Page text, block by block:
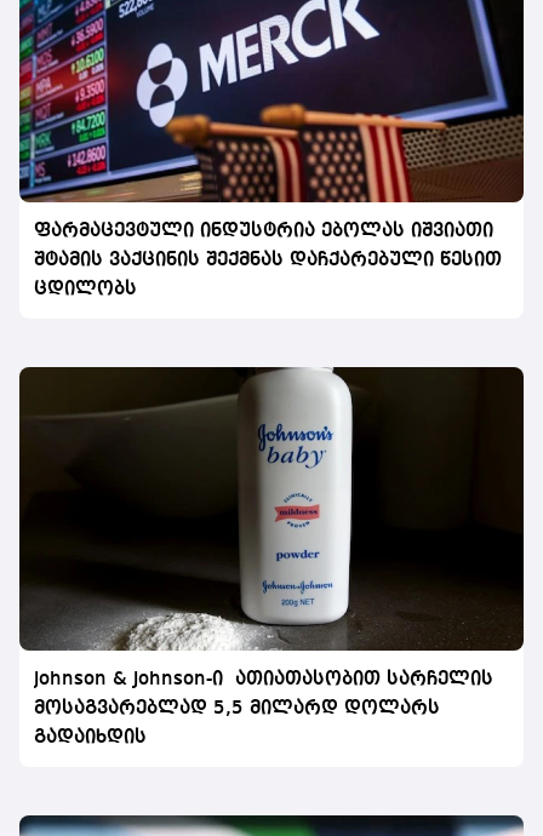
ფარმაცევტული ინდუსტრია ებოლას იშვიათი
შტამის ვაქცინის შექმნას დაჩქარებული წესით
ცდილობს
Johnson & Johnson-ი ათიათასობით სარჩელის
მოსაგვარებლად 5,5 მილარდ დოლარს
გადაიხდის